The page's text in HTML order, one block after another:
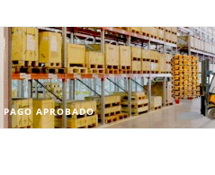
PAGO APROBADO